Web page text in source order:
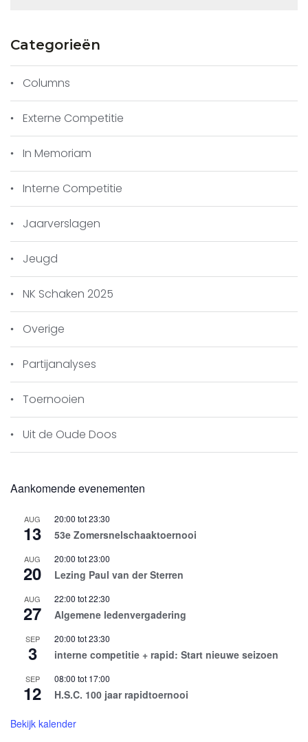
broodjes en een kop soep)
Prijzengeld: geldprijzen voor de nrs. 1-3 in
Inschrijven: Per e-mail uiterlijk op woensdag
30 oktober bij de wedstrijdleider:
Geert Hovens
geert.hovens@planet.nl, onder vermelding
van: vereniging en KNSB-rating.
Betaling: Contant op zaterdag 2 november
2024 voor aanvang van het toernooi.
De flyer van het toernooi staat
Categorieën
Columns
Externe Competitie
In Memoriam
Interne Competitie
Jaarverslagen
Jeugd
NK Schaken 2025
Overige
Partijanalyses
Toernooien
Uit de Oude Doos
Aankomende evenementen
AUG
13
20:00 tot23:30
53e Zomersnelschaaktoernooi
AUG
20
20:00 tot23:00
Lezing Paul van der Sterren
AUG
27
22:00 tot22:30
Algemene ledenvergadering
SEP
3
20:00 tot23:30
interne competitie + rapid: Start nieuwe seizoen
SEP
12
08:00 tot 17:00
H.S.C. 100 jaar rapidtoernooi
Bekijk kalender